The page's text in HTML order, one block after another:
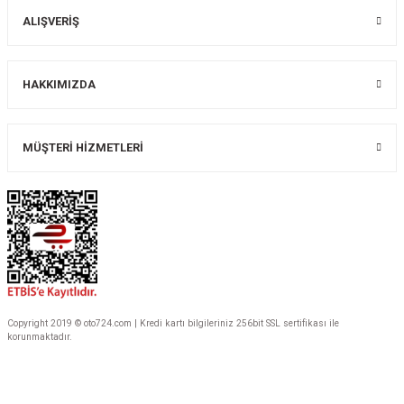
ALIŞVERİŞ
HAKKIMIZDA
MÜŞTERİ HİZMETLERİ
Copyright 2019 © oto724.com | Kredi kartı bilgileriniz 256bit SSL sertifikası ile
korunmaktadır.